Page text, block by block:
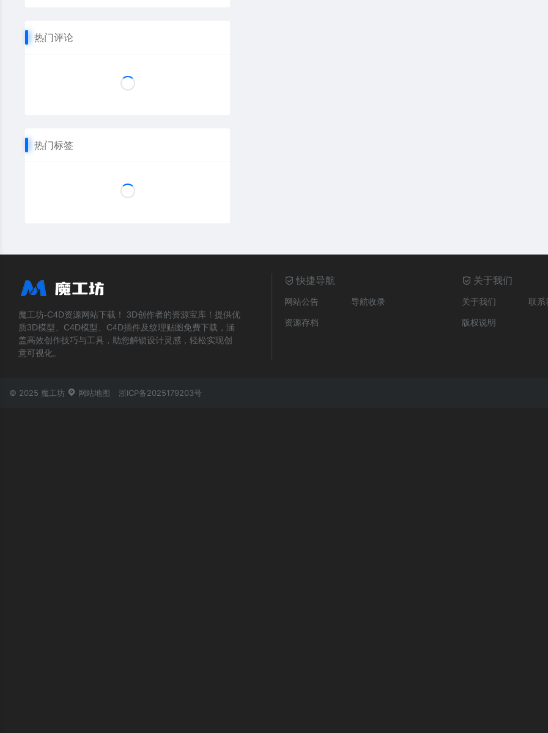
热门评论
热门标签
魔工坊-C4D资源网站下载！ 3D创作者的资源宝库！提供优
质3D模型、C4D模型、C4D插件及纹理贴图免费下载，涵
盖高效创作技巧与工具，助您解锁设计灵感，轻松实现创
意可视化。
快捷导航
网站公告
导航收录
资源存档
关于我们
关于我们
联系
版权说明
© 2025 魔工坊 网站地图 浙ICP备2025179203号